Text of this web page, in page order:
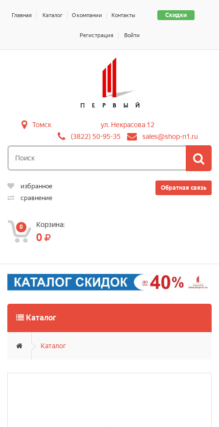
Скидки
Главная Каталог О компании Контакты
Регистрация Войти
Томск
ул. Некрасова 12
(3822) 50-95-35
sales@shop-n1.ru
Обратная связь
избранное
сравнение
0 Корзина:
0
Каталог
Каталог